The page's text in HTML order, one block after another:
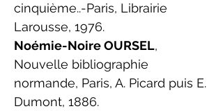
cinquième..-Paris, Librairie
Larousse, 1976.
Noémie-Noire OURSEL,
Nouvelle bibliographie
normande, Paris, A. Picard puis E.
Dumont, 1886.